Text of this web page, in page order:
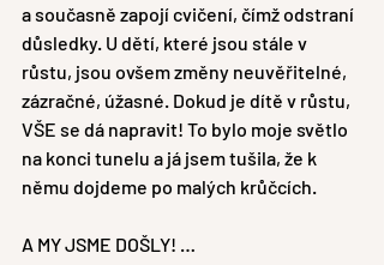
a současně zapojí cvičení, čímž odstraní
důsledky. U dětí, které jsou stále v
růstu, jsou ovšem změny neuvěřitelné,
zázračné, úžasné. Dokud je dítě v růstu,
VŠE se dá napravit! To bylo moje světlo
na konci tunelu a já jsem tušila, že k
němu dojdeme po malých krůčcích.
A MY JSME DOŠLY! …